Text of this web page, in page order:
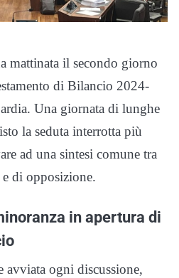
mattinata il secondo giorno
di Bilancio 2024-
Una giornata di lunghe
la seduta interrotta più
ad una sintesi comune tra
di opposizione.
in apertura di
avviata ogni discussione,